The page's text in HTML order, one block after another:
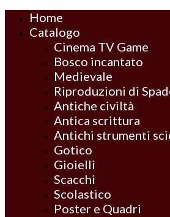
Home
Catalogo
Cinema TV Game
Bosco incantato
Medievale
Riproduzioni di
Antiche civiltà
Antica scrittura
Antichi strumenti
Gotico
Gioielli
Scacchi
Scolastico
Poster e Quadri